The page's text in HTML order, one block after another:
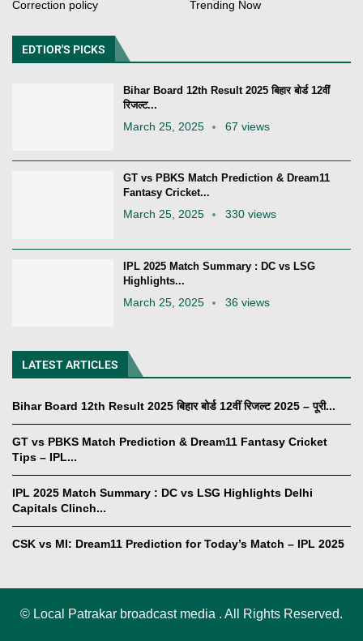
Correction policy
Trending Now
EDTIOR'S PICKS
Bihar Board 12th Result 2025 बिहार बोर्ड 12वीं
रिजल्ट...
March 25, 2025 67 views
GT vs PBKS Match Prediction & Dream11
Fantasy Cricket...
March 25, 2025 330 views
IPL 2025 Match Summary : DC vs LSG
Highlights...
March 25, 2025 36 views
LATEST ARTICLES
Bihar Board 12th Result 2025 बिहार बोर्ड 12वीं रिजल्ट 2025 – पूरी...
GT vs PBKS Match Prediction & Dream11 Fantasy Cricket
Tips – IPL...
IPL 2025 Match Summary : DC vs LSG Highlights Delhi
Capitals Clinch...
CSK vs MI: Dream11 Prediction for Today’s Match – IPL 2025
© Local Patrakar broadcast media . All Rights Reserved.